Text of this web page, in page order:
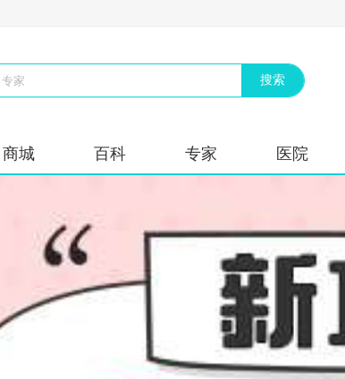
商城 百科 专家 医院